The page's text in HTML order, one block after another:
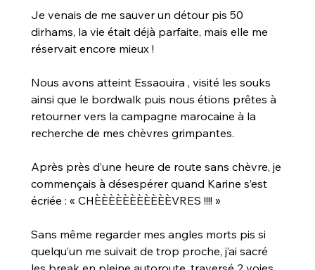
Je venais de me sauver un détour pis 50
dirhams, la vie était déjà parfaite, mais elle me
réservait encore mieux !
Nous avons atteint Essaouira , visité les souks
ainsi que le bordwalk puis nous étions prêtes à
retourner vers la campagne marocaine à la
recherche de mes chèvres grimpantes.
Après près d’une heure de route sans chèvre, je
commençais à désespérer quand Karine s’est
écriée : « CHÈÈÈÈÈÈÈÈÈÈÈVRES !!!! »
Sans même regarder mes angles morts pis si
quelqu’un me suivait de trop proche, j’ai sacré